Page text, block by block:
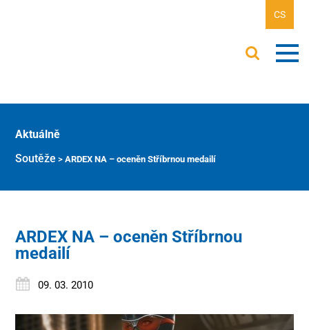
CS
Aktuálně
Soutěže >ARDEX NA – oceněn Stříbrnou medailí
ARDEX NA – oceněn Stříbrnou
medailí
09. 03. 2010